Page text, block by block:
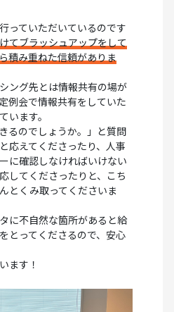
っていただいているのです
てブラッシュアップをして
積み重ねた信頼がありま
ング先とは情報共有の場が
例会で情報共有をしていた
います。
るのでしょうか。」と質問
応えてくださったり、人事
に確認しなければいけない
してくださったりと、こち
とくみ取ってくださいま
に不自然な箇所があると給
とってくださるので、安心
ます！